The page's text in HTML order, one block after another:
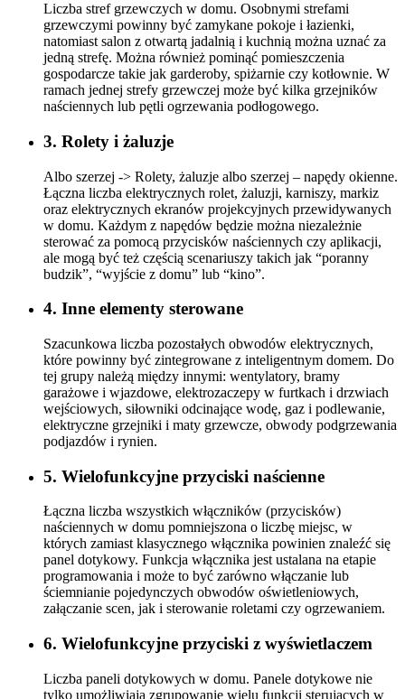
Liczba stref grzewczych w domu. Osobnymi strefami
grzewczymi powinny być zamykane pokoje i łazienki,
natomiast salon z otwartą jadalnią i kuchnią można uznać za
jedną strefę. Można również pominąć pomieszczenia
gospodarcze takie jak garderoby, spiżarnie czy kotłownie. W
ramach jednej strefy grzewczej może być kilka grzejników
naściennych lub pętli ogrzewania podłogowego.
3. Rolety i żaluzje
Albo szerzej -> Rolety, żaluzje albo szerzej – napędy okienne.
Łączna liczba elektrycznych rolet, żaluzji, karniszy, markiz
oraz elektrycznych ekranów projekcyjnych przewidywanych
w domu. Każdym z napędów będzie można niezależnie
sterować za pomocą przycisków naściennych czy aplikacji,
ale mogą być też częścią scenariuszy takich jak “poranny
budzik”, “wyjście z domu” lub “kino”.
4. Inne elementy sterowane
Szacunkowa liczba pozostałych obwodów elektrycznych,
które powinny być zintegrowane z inteligentnym domem. Do
tej grupy należą między innymi: wentylatory, bramy
garażowe i wjazdowe, elektrozaczepy w furtkach i drzwiach
wejściowych, siłowniki odcinające wodę, gaz i podlewanie,
elektryczne grzejniki i maty grzewcze, obwody podgrzewania
podjazdów i rynien.
5. Wielofunkcyjne przyciski naścienne
Łączna liczba wszystkich włączników (przycisków)
naściennych w domu pomniejszona o liczbę miejsc, w
których zamiast klasycznego włącznika powinien znaleźć się
panel dotykowy. Funkcja włącznika jest ustalana na etapie
programowania i może to być zarówno włączanie lub
ściemnianie pojedynczych obwodów oświetleniowych,
załączanie scen, jak i sterowanie roletami czy ogrzewaniem.
6. Wielofunkcyjne przyciski z wyświetlaczem
Liczba paneli dotykowych w domu. Panele dotykowe nie
tylko umożliwiają zgrupowanie wielu funkcji sterujących w